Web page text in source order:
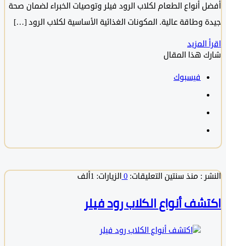
أنواع الطعام لكلاب الرود فيلر وتوصيات الخبراء لضمان صحة
وطاقة عالية. المكونات الغذائية الأساسية لكلاب الرود […]
هذا المقال
فيسبوك
: منذ سنتينالتعليقات:0الزيارات: 1ألف
أنواع الكلاب رود فيلر